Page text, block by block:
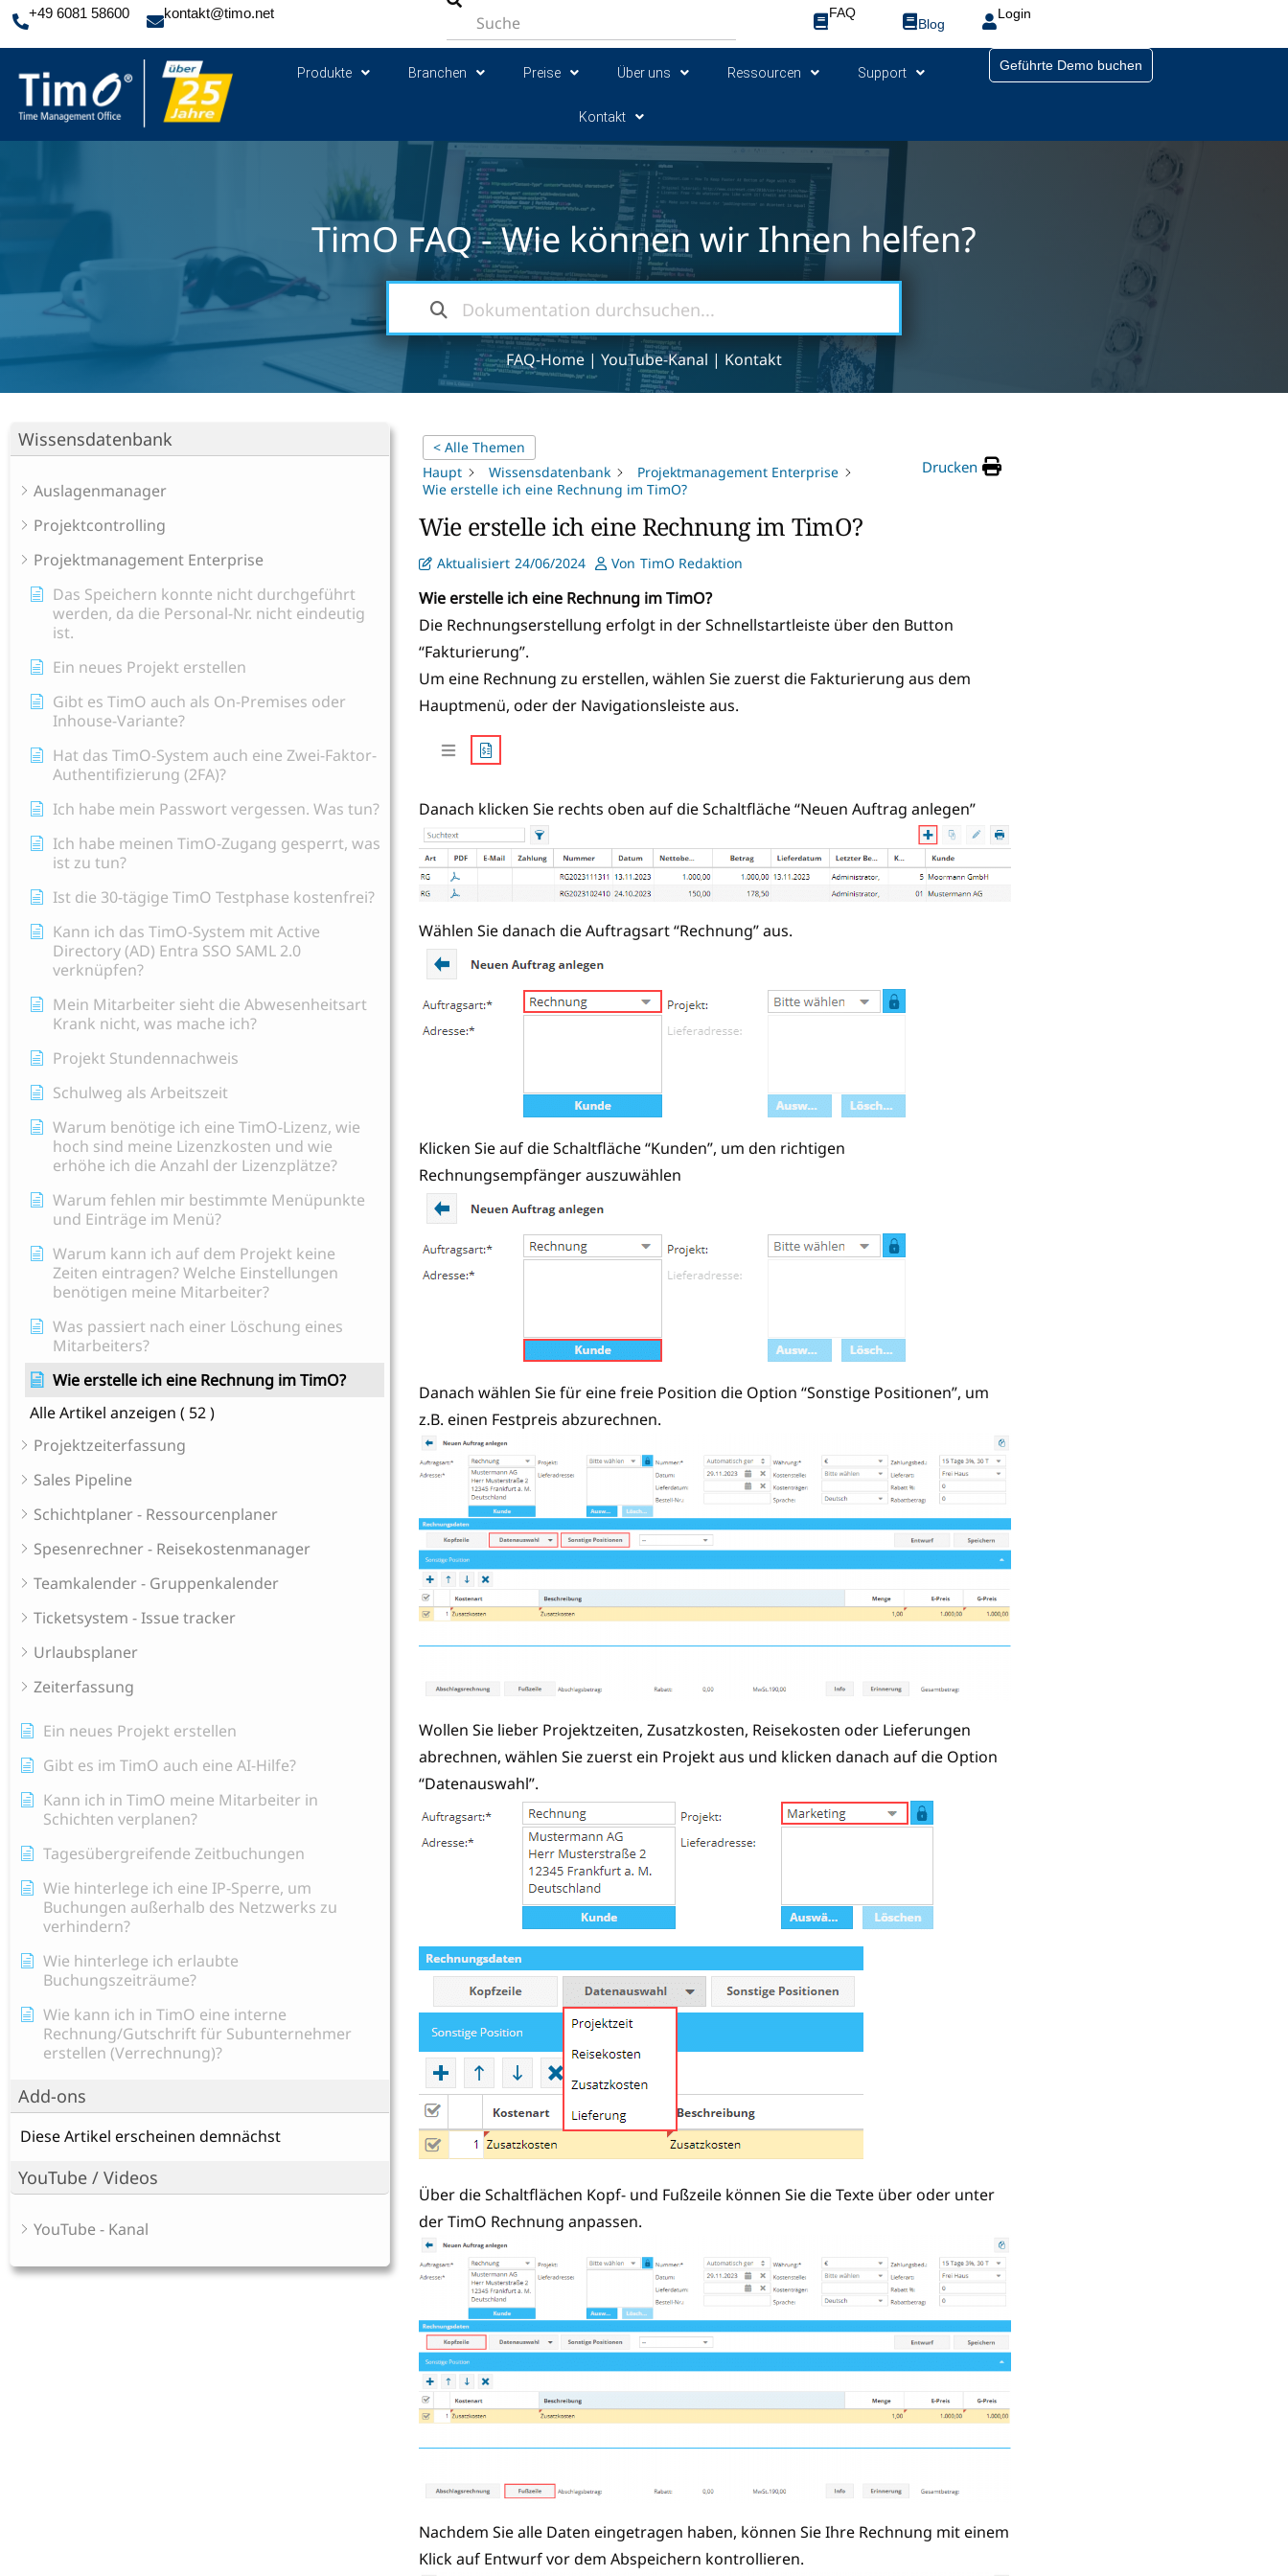
+49 6081 58600 kontakt@timo.net FAQ
Blog
Login
Produkte Branchen Preise Über uns Ressourcen Support
Kontakt
Geführte Demo buchen
TimO FAQ - Wie können wir Ihnen helfen?
FAQ-Home | YouTube-Kanal | Kontakt
Wissensdatenbank
Auslagenmanager
Projektcontrolling
Projektmanagement Enterprise
Das Speichern konnte nicht durchgeführt
werden, da die Personal-Nr. nicht eindeutig
ist.
Ein neues Projekt erstellen
Gibt es TimO auch als On-Premises oder
Inhouse-Variante?
Hat das TimO-System auch eine Zwei-Faktor-
Authentifizierung (2FA)?
Ich habe mein Passwort vergessen. Was tun?
Ich habe meinen TimO-Zugang gesperrt, was
ist zu tun?
Ist die 30-tägige TimO Testphase kostenfrei?
Kann ich das TimO-System mit Active
Directory (AD) Entra SSO SAML 2.0
verknüpfen?
Mein Mitarbeiter sieht die Abwesenheitsart
Krank nicht, was mache ich?
Projekt Stundennachweis
Schulweg als Arbeitszeit
Warum benötige ich eine TimO-Lizenz, wie
hoch sind meine Lizenzkosten und wie
erhöhe ich die Anzahl der Lizenzplätze?
Warum fehlen mir bestimmte Menüpunkte
und Einträge im Menü?
Warum kann ich auf dem Projekt keine
Zeiten eintragen? Welche Einstellungen
benötigen meine Mitarbeiter?
Was passiert nach einer Löschung eines
Mitarbeiters?
Wie erstelle ich eine Rechnung im TimO?
Alle Artikel anzeigen ( 52 )
Projektzeiterfassung
Sales Pipeline
Schichtplaner - Ressourcenplaner
Spesenrechner - Reisekostenmanager
Teamkalender - Gruppenkalender
Ticketsystem - Issue tracker
Urlaubsplaner
Zeiterfassung
Ein neues Projekt erstellen
Gibt es im TimO auch eine AI-Hilfe?
Kann ich in TimO meine Mitarbeiter in
Schichten verplanen?
Tagesübergreifende Zeitbuchungen
Wie hinterlege ich eine IP-Sperre, um
Buchungen außerhalb des Netzwerks zu
verhindern?
Wie hinterlege ich erlaubte
Buchungszeiträume?
Wie kann ich in TimO eine interne
Rechnung/Gutschrift für Subunternehmer
erstellen (Verrechnung)?
Add-ons
Diese Artikel erscheinen demnächst
YouTube / Videos
YouTube - Kanal
< Alle Themen
Haupt
Wissensdatenbank
Projektmanagement Enterprise
Wie erstelle ich eine Rechnung im TimO?
Drucken
Wie erstelle ich eine Rechnung im TimO?
Aktualisiert 24/06/2024 Von TimO Redaktion
Wie erstelle ich eine Rechnung im TimO?
Die Rechnungserstellung erfolgt in der Schnellstartleiste über den Button
“Fakturierung”.
Um eine Rechnung zu erstellen, wählen Sie zuerst die Fakturierung aus dem
Hauptmenü, oder der Navigationsleiste aus.
Danach klicken Sie rechts oben auf die Schaltfläche “Neuen Auftrag anlegen”
Wählen Sie danach die Auftragsart “Rechnung” aus.
Klicken Sie auf die Schaltfläche “Kunden”, um den richtigen
Rechnungsempfänger auszuwählen
Danach wählen Sie für eine freie Position die Option “Sonstige Positionen”, um
z.B. einen Festpreis abzurechnen.
Wollen Sie lieber Projektzeiten, Zusatzkosten, Reisekosten oder Lieferungen
abrechnen, wählen Sie zuerst ein Projekt aus und klicken danach auf die Option
“Datenauswahl”.
Über die Schaltflächen Kopf- und Fußzeile können Sie die Texte über oder unter
der TimO Rechnung anpassen.
Nachdem Sie alle Daten eingetragen haben, können Sie Ihre Rechnung mit einem
Klick auf Entwurf vor dem Abspeichern kontrollieren.